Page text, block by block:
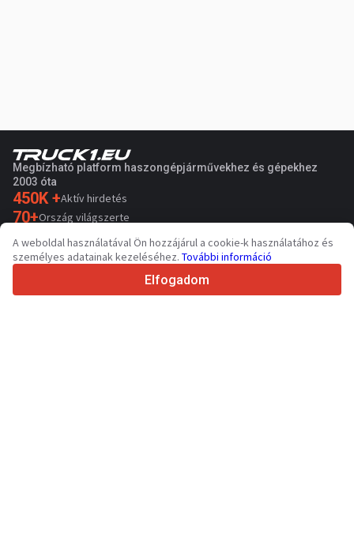
Megbízható platform haszongépjárművekhez és gépekhez
2003 óta
450K +Aktív hirdetés
70+Ország világszerte
36 Támogatott nyelv
4.7/5
A weboldal használatával Ön hozzájárul a cookie-k használatához és
személyes adatainak kezeléséhez. További információ
Elfogadom